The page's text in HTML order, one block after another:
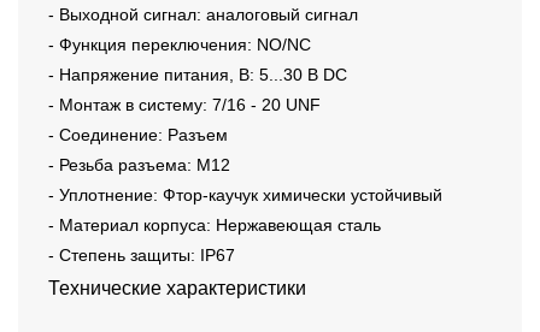
- Выходной сигнал: аналоговый сигнал
- Функция переключения: NO/NC
- Напряжение питания, В: 5...30 В DC
- Монтаж в систему: 7/16 - 20 UNF
- Соединение: Разъем
- Резьба разъема: M12
- Уплотнение: Фтор-каучук химически устойчивый
- Материал корпуса: Нержавеющая сталь
- Степень защиты: IP67
Технические характеристики